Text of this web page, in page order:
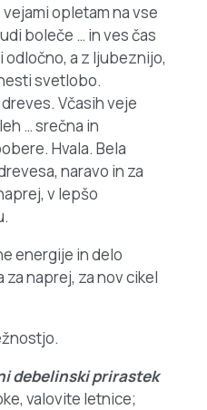
opletam na vse
boleče … in ves čas
odločno, a z ljubeznijo,
svetlobo.
Včasih veje
… srečna in
Hvala. Bela
naravo in za
v lepšo
energije in delo
naprej, za nov cikel
debelinski prirastek
valovite letnice;